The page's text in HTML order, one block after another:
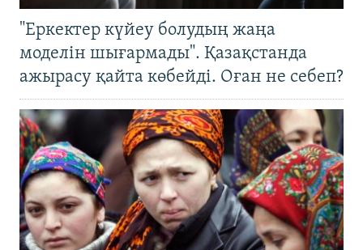
"Еркектер күйеу болудың жаңа
моделін шығармады". Қазақстанда
ажырасу қайта көбейді. Оған не себеп?